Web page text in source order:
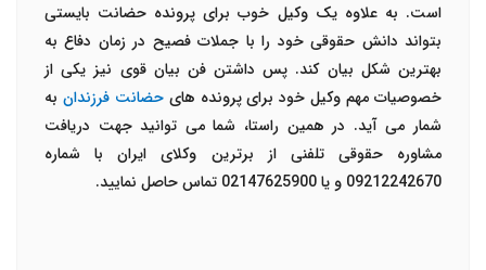
است. به علاوه یک وکیل خوب برای پرونده حضانت بایستی
بتواند دانش حقوقی خود را با جملات فصیح در زمان دفاع به
بهترین شکل بیان کند. پس داشتن فن بیان قوی نیز یکی از
خصوصیات مهم وکیل خود برای پرونده هایحضانت فرزندان به
شمار می آید. در همین راستا، شما می توانید جهت دریافت
مشاوره حقوقی تلفنی از برترین وکلای ایران با شماره
09212242670 و یا 02147625900 تماس حاصل نمایید.